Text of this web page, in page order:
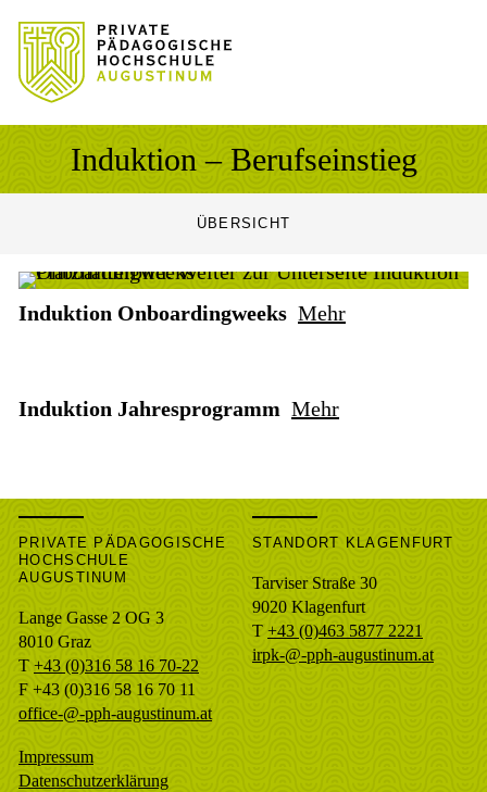
Sprung zum Hauptinhalt
Sprung zur Fusszeile
Induktion – Berufseinstieg
ÜBERSICHT
Induktion Onboardingweeks Mehr
Induktion Jahresprogramm Mehr
PRIVATE PÄDAGOGISCHE
HOCHSCHULE
AUGUSTINUM
Lange Gasse 2 OG 3
8010 Graz
T +43 (0)316 58 16 70-22
F +43 (0)316 58 16 70 11
office-@-pph-augustinum.at
Impressum
Datenschutzerklärung
STANDORT KLAGENFURT
Tarviser Straße 30
9020 Klagenfurt
T +43 (0)463 5877 2221
irpk-@-pph-augustinum.at